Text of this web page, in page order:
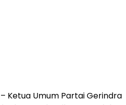
– Ketua Umum Partai Gerindra